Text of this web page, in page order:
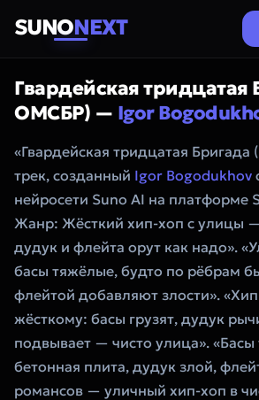
SUNONEXT
Гвардейская тридцатая
ОМСБР) — Igor
«Гвардейская тридцатая
трек, созданный Igor Bogodukhov
нейросети Suno AI на платформе
Жанр: Жёсткий хип-хоп с улицы
дудук и флейта орут как надо».
басы тяжёлые, будто по рёбрам
флейтой добавляют злости».
жёсткому: басы грузят, дудук
подвывает — чисто улица».
бетонная плита, дудук злой,
романсов — уличный хип-хоп в